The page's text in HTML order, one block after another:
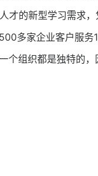
的新型学习需求
多家企业客户服
组织都是独特的